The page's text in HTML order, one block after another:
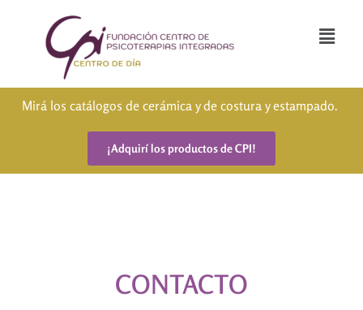
Mirá los catálogos de cerámica y de costura y estampado.
¡Adquirí los productos de CPI!
CONTACTO